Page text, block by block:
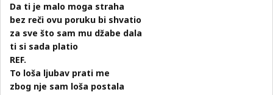
Da ti je malo moga straha
bez reči ovu poruku bi shvatio
za sve što sam mu džabe dala
ti si sada platio
REF.
To loša ljubav prati me
zbog nje sam loša postala